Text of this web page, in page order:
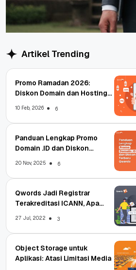
Artikel Trending
Promo Ramadan 2026:
Diskon Domain dan Hosting
10 Feb, 2026 6
Panduan Lengkap Promo
Domain .ID dan Diskon
20 Nov, 2025 6
Qwords Jadi Registrar
Terakreditasi ICANN, Apa
27 Jul, 2022 3
Object Storage untuk
Aplikasi: Atasi Limitasi Media